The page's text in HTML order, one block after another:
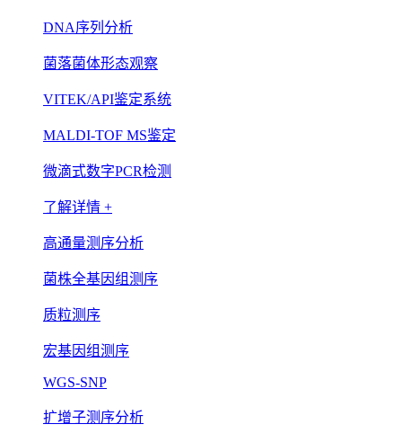
DNA序列分析
菌落菌体形态观察
VITEK/API鉴定系统
MALDI-TOF MS鉴定
微滴式数字PCR检测
了解详情 +
高通量测序分析
菌株全基因组测序
质粒测序
宏基因组测序
WGS-SNP
扩增子测序分析